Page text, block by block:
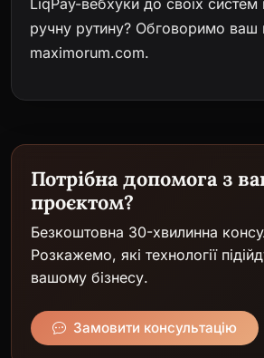
LiqPay-вебхуки до своїх систем
ручну рутину? Обговоримо ваш
maximorum.com.
Потрібна допомога з
проєктом?
Безкоштовна 30-хвилинна
Розкажемо, які технології
вашому бізнесу.
Замовити консультацію